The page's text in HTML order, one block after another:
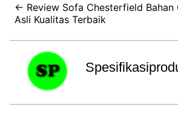
← Review Sofa Chesterfield Bahan
Asli Kualitas Terbaik